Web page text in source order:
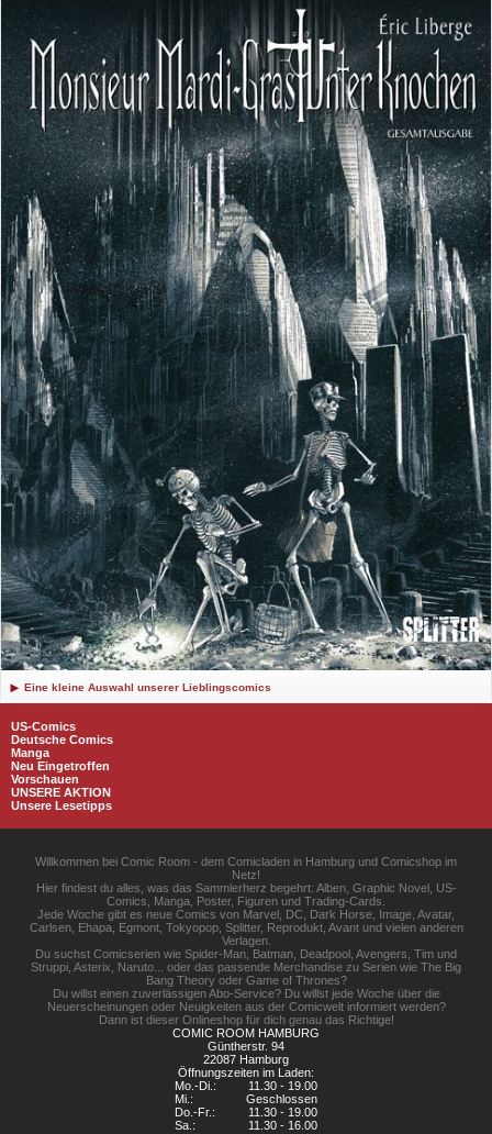
Eine kleine Auswahl unserer Lieblingscomics
US-Comics
Deutsche Comics
Manga
Neu Eingetroffen
Vorschauen
UNSERE AKTION
Unsere Lesetipps
Willkommen bei Comic Room - dem Comicladen in Hamburg und Comicshop im
Netz!
Hier findest du alles, was das Sammlerherz begehrt: Alben, Graphic Novel, US-
Comics, Manga, Poster, Figuren und Trading-Cards.
Jede Woche gibt es neue Comics von Marvel, DC, Dark Horse, Image, Avatar,
Carlsen, Ehapa, Egmont, Tokyopop, Splitter, Reprodukt, Avant und vielen anderen
Verlagen.
Du suchst Comicserien wie Spider-Man, Batman, Deadpool, Avengers, Tim und
Struppi, Asterix, Naruto... oder das passende Merchandise zu Serien wie The Big
Bang Theory oder Game of Thrones?
Du willst einen zuverlässigen Abo-Service? Du willst jede Woche über die
Neuerscheinungen oder Neuigkeiten aus der Comicwelt informiert werden?
Dann ist dieser Onlineshop für dich genau das Richtige!
COMIC ROOM HAMBURG
Güntherstr. 94
22087 Hamburg
Öffnungszeiten im Laden:
Mo.-Di.:
11.30 - 19.00
Mi.:
Geschlossen
Do.-Fr.:
11.30 - 19.00
Sa.:
11.30 - 16.00